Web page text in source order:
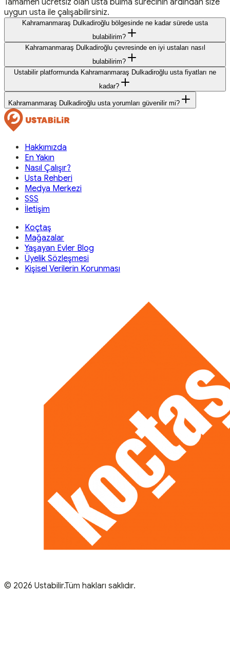
Tamamen ücretsiz olan usta bulma sürecinin ardından size
uygun usta ile çalışabilirsiniz.
Kahramanmaraş Dulkadiroğlu bölgesinde ne kadar sürede usta
bulabilirim?
Kahramanmaraş Dulkadiroğlu çevresinde en iyi ustaları nasıl
bulabilirim?
Ustabilir platformunda Kahramanmaraş Dulkadiroğlu usta fiyatları ne
kadar?
Kahramanmaraş Dulkadiroğlu usta yorumları güvenilir mi?
Hakkımızda
En Yakın
Nasıl Çalışır?
Usta Rehberi
Medya Merkezi
SSS
İletişim
Koçtaş
Mağazalar
Yaşayan Evler Blog
Üyelik Sözleşmesi
Kişisel Verilerin Korunması
© 2026 Ustabilir.Tüm hakları saklıdır.